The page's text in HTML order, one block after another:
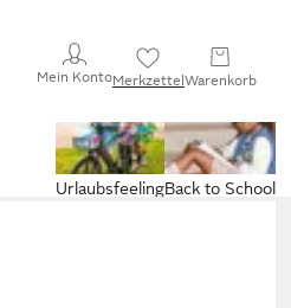
Mein KontoMerkzettelWarenkorb
Back to School
Urlaubsfeeling